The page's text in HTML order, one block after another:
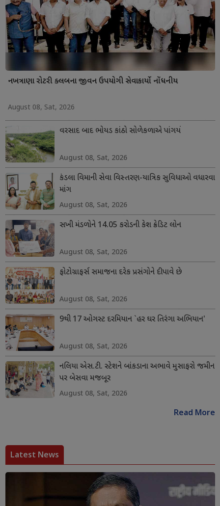
નખત્રાણા રોટરી ક્લબના જીવન ઉપયોગી સેવાકાર્યો નોંધનીય
August 08, Sat, 2026
વરસાદ બાદ ભોયડ કાંઠો સોળેકળાએ પાંગર્યો
August 08, Sat, 2026
કંડલા વિમાની સેવા વિસ્તરણ-યાત્રિક સુવિધાઓ વધારવા
માંગ
August 08, Sat, 2026
સખી મંડળોને 14.05 કરોડની કેશ ક્રેડિટ લોન
August 08, Sat, 2026
ફોટોગ્રાફર્સ સમાજના દરેક પ્રસંગોને દીપાવે છે
August 08, Sat, 2026
9થી 17 ઓગસ્ટ દરમિયાન `હર ઘર તિરંગા અભિયાન'
August 08, Sat, 2026
નલિયા એસ.ટી. સ્ટેશને બાંકડાના અભાવે મુસાફરો જમીન
પર બેસવા મજબૂર
August 08, Sat, 2026
Read More
Latest News